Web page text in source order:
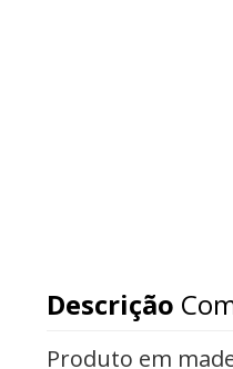
Descrição
Produto em